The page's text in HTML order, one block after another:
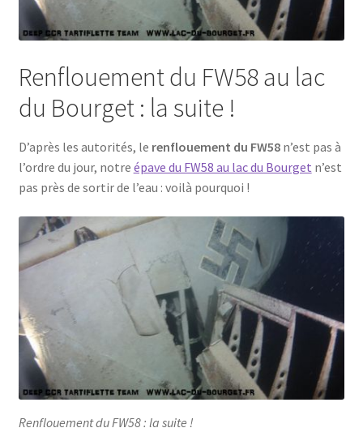
Renflouement du FW58 au lac
du Bourget : la suite !
D’après les autorités, le renflouement du FW58n’est pas à
l’ordre du jour, notre épave du FW58 au lac du Bourget n’est
pas près de sortir de l’eau : voilà pourquoi !
Renflouement du FW58 : la suite !